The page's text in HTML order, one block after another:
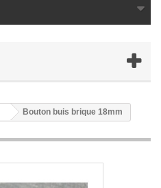
Bouton buis brique 18mm